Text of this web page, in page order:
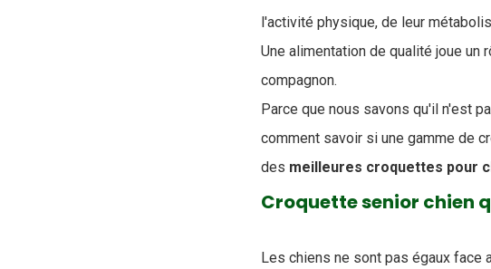
l'activité physique, de leur
Une alimentation de qualité joue
compagnon.
Parce que nous savons qu'il n'est
comment savoir si une gamme de
des meilleures croquettes pour
Croquette senior chien
Les chiens ne sont pas égaux face